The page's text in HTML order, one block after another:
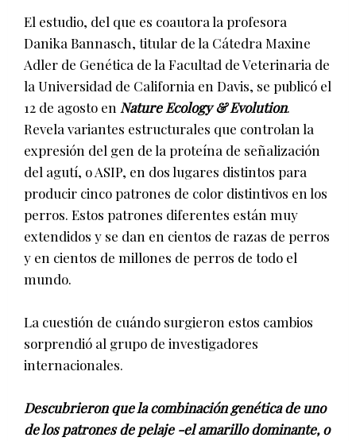
El estudio, del que es coautora la profesora
Danika Bannasch, titular de la Cátedra Maxine
Adler de Genética de la Facultad de Veterinaria de
la Universidad de California en Davis, se publicó el
12 de agosto en Nature Ecology & Evolution.
Revela variantes estructurales que controlan la
expresión del gen de la proteína de señalización
del agutí, o ASIP, en dos lugares distintos para
producir cinco patrones de color distintivos en los
perros. Estos patrones diferentes están muy
extendidos y se dan en cientos de razas de perros
y en cientos de millones de perros de todo el
mundo.
La cuestión de cuándo surgieron estos cambios
sorprendió al grupo de investigadores
internacionales.
Descubrieron que la combinación genética de uno
de los patrones de pelaje -el amarillo dominante, o